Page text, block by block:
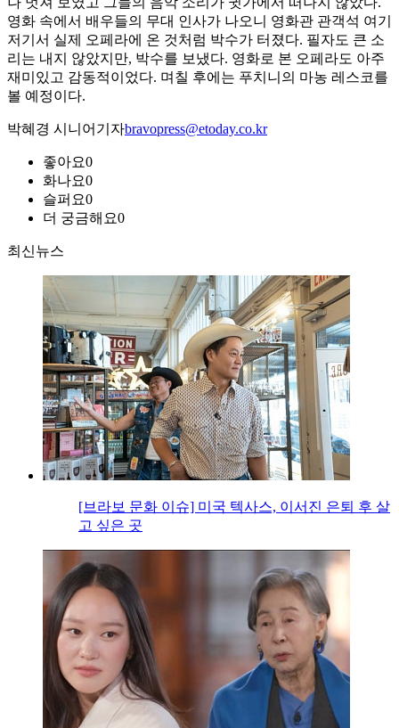
영화 속에서 배우들의 무대 인사가 나오니 영화관 관객석 여기
저기서 실제 오페라에 온 것처럼 박수가 터졌다. 필자도 큰 소
리는 내지 않았지만, 박수를 보냈다. 영화로 본 오페라도 아주
재미있고 감동적이었다. 며칠 후에는 푸치니의 마농 레스코를
볼 예정이다.
박혜경 시니어기자bravopress@etoday.co.kr
좋아요0
화나요0
슬퍼요0
더 궁금해요0
최신뉴스
[브라보 문화 이슈] 미국 텍사스, 이서진 은퇴 후 살
고 싶은 곳